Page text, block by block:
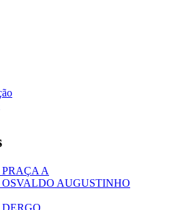
A
AUGUSTINHO